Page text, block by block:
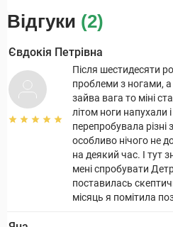
Відгуки (2)
Євдокія Петрівна
Після шестидесяти
проблеми з ногами,
зайва вага то міні
літом ноги напухали
перепробувала різні
особливо нічого не
на деякий час. І тут
мені спробувати
поставилась
місяць я помітила